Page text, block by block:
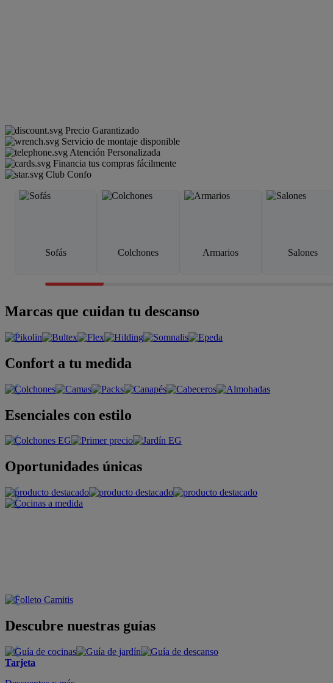
Precio Garantizado
Servicio de montaje disponible
Atención Personalizada
Financia tus compras fácilmente
Club Confo
Sofás Colchones Armarios Salones
Marcas que cuidan tu descanso
Confort a tu medida
Esenciales con estilo
Oportunidades únicas
Descubre nuestras guías
Tarjeta